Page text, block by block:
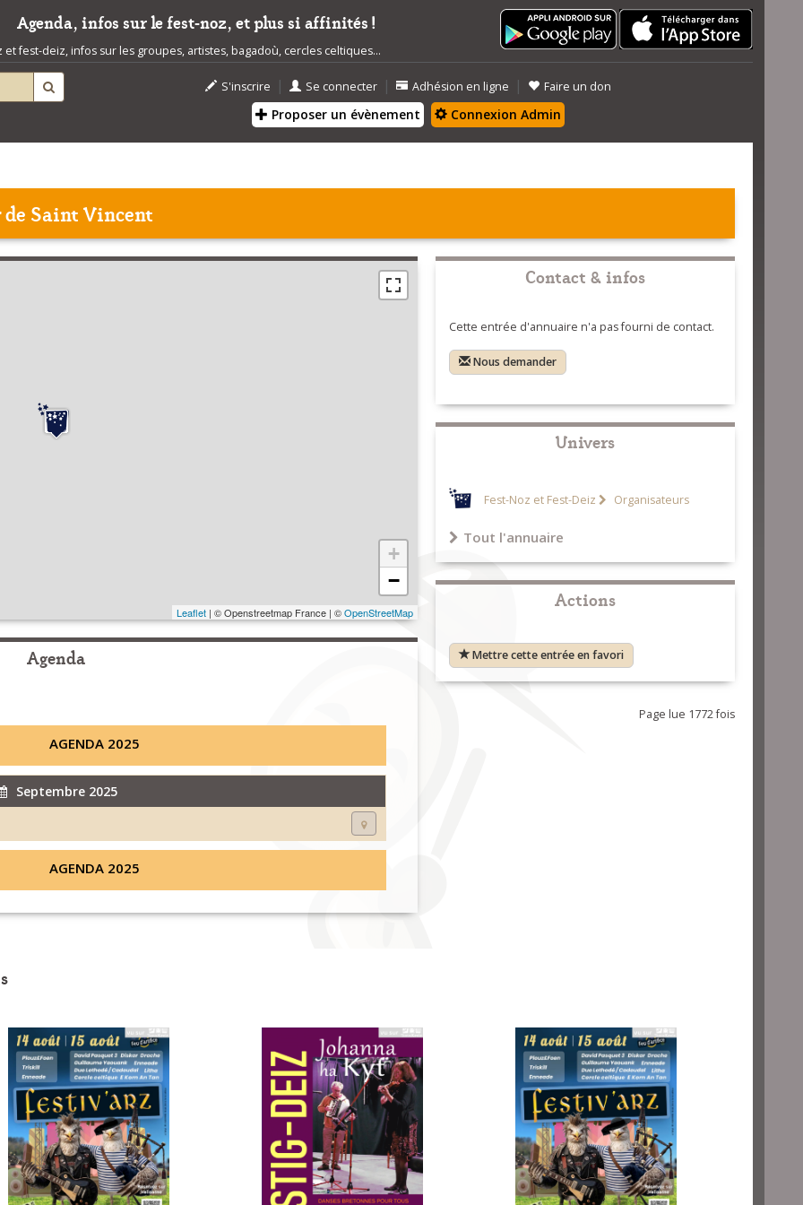
Agenda, infos sur le fest-noz, et plus si affinités !
fest-deiz, infos sur les groupes, artistes, bagadoù, cercles celtiques...
S'inscrire | Se connecter | Adhésion en ligne | Faire un don
Proposer un évènement Connexion Admin
Saint Vincent
+
−
Leaflet| © Openstreetmap France | ©OpenStreetMap
Agenda
AGENDA 2025
Septembre 2025
AGENDA 2025
Contact & infos
Cette entrée d'annuaire n'a pas fourni de contact.
Nous demander
Univers
Fest-Noz et Fest-Deiz Organisateurs
Tout l'annuaire
Actions
Mettre cette entrée en favori
Page lue 1772 fois